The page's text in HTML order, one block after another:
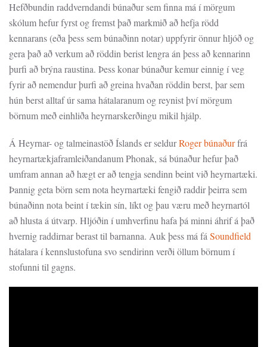
Hefðbundin raddverndandi búnaður sem finna má í mörgum
skólum hefur fyrst og fremst það markmið að hefja rödd
kennarans (eða þess sem búnaðinn notar) uppfyrir önnur hljóð og
gera það að verkum að röddin berist lengra án þess að kennarinn
þurfi að brýna raustina. Þess konar búnaður kemur einnig í veg
fyrir að nemendur þurfi að greina hvaðan röddin berst, þar sem
hún berst alltaf úr sama hátalaranum og reynist því mörgum
börnum með einhliða heyrnarskerðingu mikil hjálp.
Á Heyrnar- og talmeinastöð Íslands er seldurRoger búnaðurfrá
heyrnartækjaframleiðandanum Phonak, sá búnaður hefur það
umfram annan að hægt er að tengja sendinn beint við heyrnartæki.
Þannig geta börn sem nota heyrnartæki fengið raddir þeirra sem
búnaðinn nota beint í tækin sín, líkt og þau væru með heyrnartól
að hlusta á útvarp. Hljóðin í umhverfinu hafa þá minni áhrif á það
hvernig raddirnar berast til barnanna. Auk þess má fá Soundfield
hátalara í kennslustofuna svo sendirinn verði öllum börnum í
stofunni til gagns.